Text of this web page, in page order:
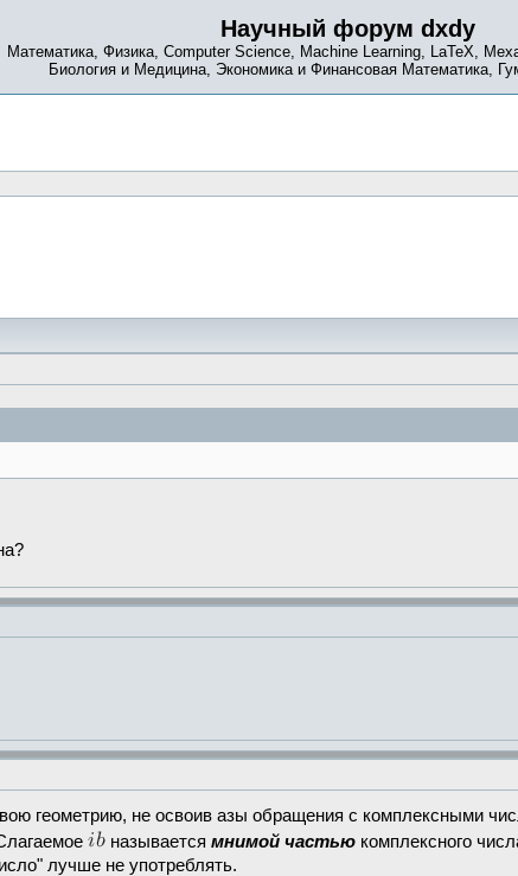
Научный форум dxdy
Математика, Физика, Computer Science, Machine Learning, LaTeX,
Биология и Медицина, Экономика и Финансовая Математика,
геометрию, не освоив азы обращения с комплексными
называется мнимой частью комплексного
лучше не употреблять.